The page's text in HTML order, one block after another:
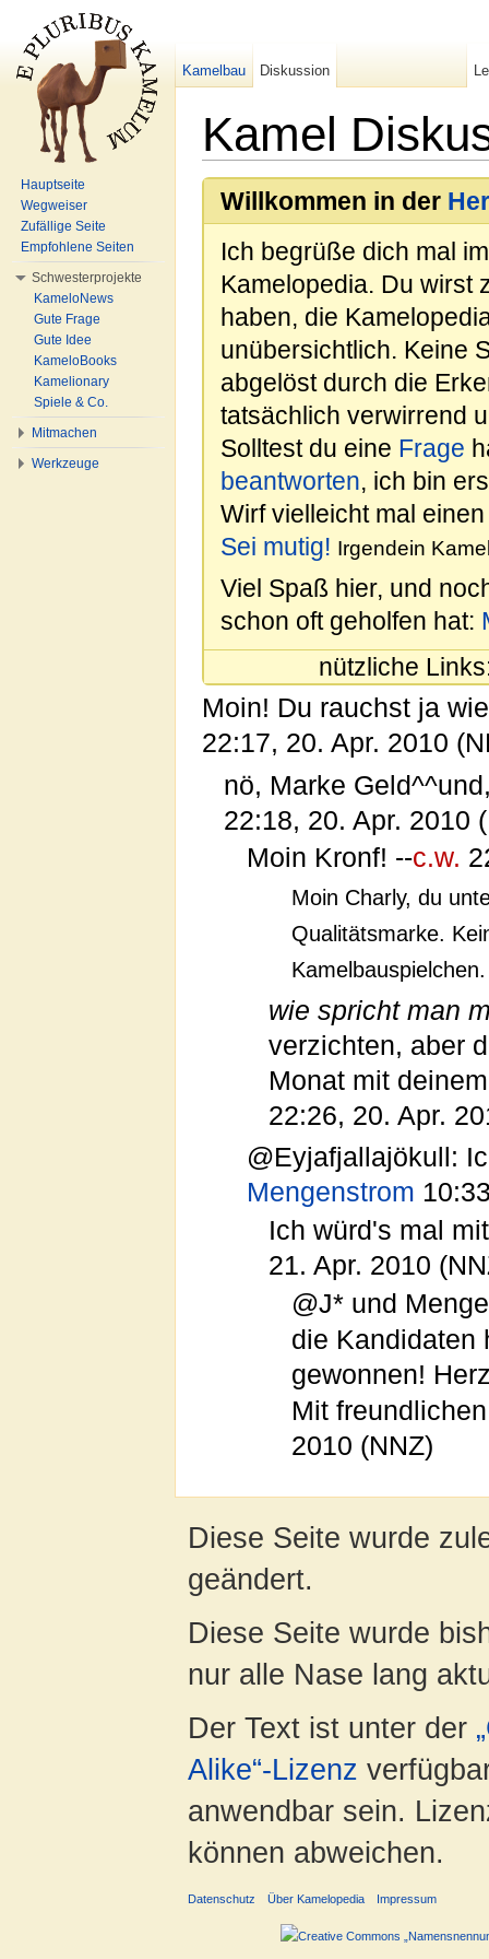
Kamel
Willkommen in der
Ich begrüße dich mal
Kamelopedia. Du wirst
haben, die
unübersichtlich. Keine
abgelöst durch die
tatsächlich verwirrend
Solltest du eine Frage
beantworten, ich bin
Wirf vielleicht mal
Sei mutig! Irgendein
Viel Spaß hier, und
schon oft geholfen hat:
nützliche
Moin! Du rauchst ja
22:17, 20. Apr. 2010
nö, Marke
22:18, 20. Apr. 2010
Moin Kronf! --c.w.
Moin Charly, du
Qualitätsmarke.
wie spricht man
verzichten, aber
Monat mit
22:26, 20. Apr.
@Eyjafjallajökull:
Mengenstrom
Ich würd's mal
21. Apr. 2010
@J* und
die Kandidaten
gewonnen!
Mit
2010 (NNZ)
Kamelbau Diskussion
Hauptseite
Wegweiser
Zufällige Seite
Empfohlene Seiten
Schwesterprojekte
KameloNews
Gute Frage
Gute Idee
KameloBooks
Kamelionary
Spiele & Co.
Mitmachen
Werkzeuge
Diese Seite wurde
geändert.
Diese Seite wurde
nur alle Nase lang
Der Text ist unter der
Alike“-Lizenz
anwendbar sein.
können abweichen.
Datenschutz Über Kamelopedia Impressum